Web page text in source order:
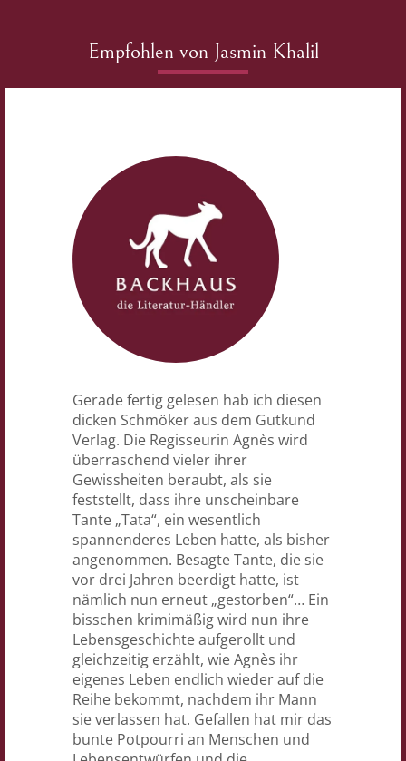
Empfohlen von Jasmin Khalil
Gerade fertig gelesen hab ich diesen
dicken Schmöker aus dem Gutkund
Verlag. Die Regisseurin Agnès wird
überraschend vieler ihrer
Gewissheiten beraubt, als sie
feststellt, dass ihre unscheinbare
Tante „Tata“, ein wesentlich
spannenderes Leben hatte, als bisher
angenommen. Besagte Tante, die sie
vor drei Jahren beerdigt hatte, ist
nämlich nun erneut „gestorben“… Ein
bisschen krimimäßig wird nun ihre
Lebensgeschichte aufgerollt und
gleichzeitig erzählt, wie Agnès ihr
eigenes Leben endlich wieder auf die
Reihe bekommt, nachdem ihr Mann
sie verlassen hat. Gefallen hat mir das
bunte Potpourri an Menschen und